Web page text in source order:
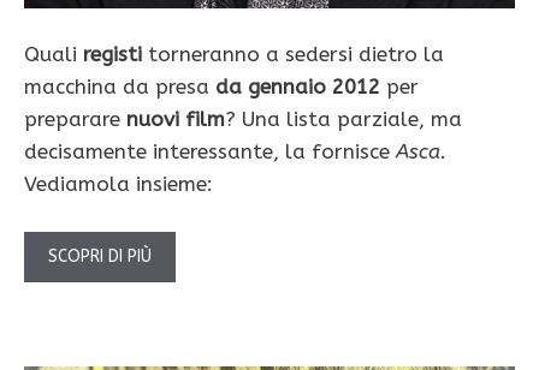
Quali registi torneranno a sedersi dietro la
macchina da presa da gennaio 2012 per
preparare nuovi film? Una lista parziale, ma
decisamente interessante, la fornisceAsca.
Vediamola insieme:
SCOPRI DI PIÙ